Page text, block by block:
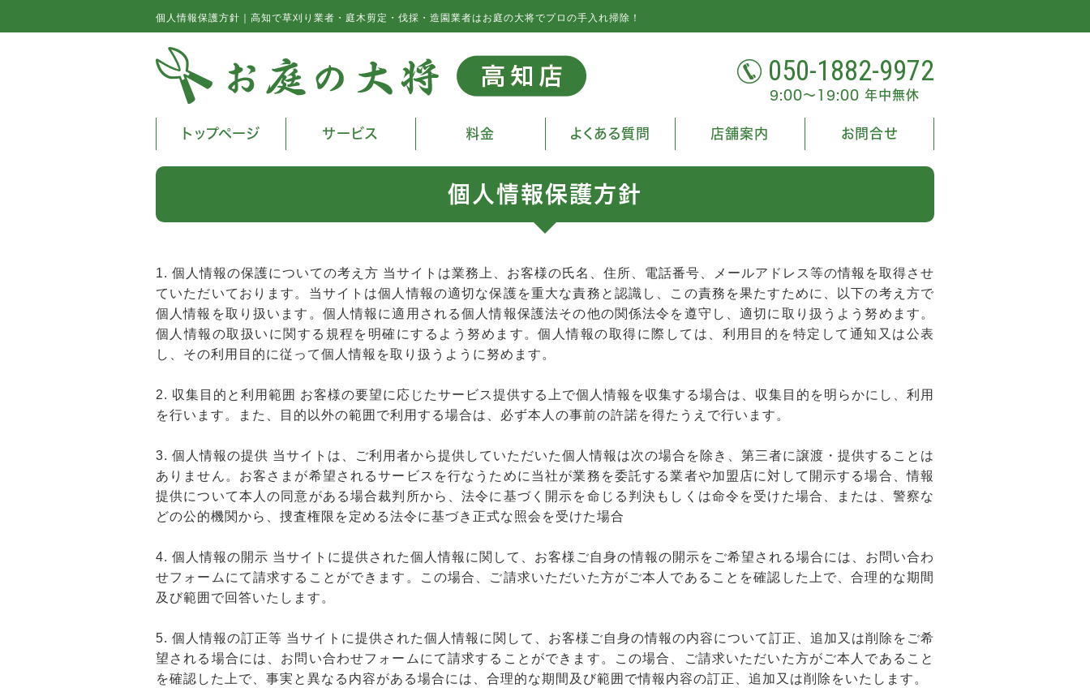
個人情報保護方針｜高知で草刈り業者・庭木剪定・伐採・造園業者はお庭の大将でプロの手入れ掃除！
050-1882-9972
9:00～19:00 年中無休
トップページ サービス 料金 よくある質問 店舗案内 お問合せ
個人情報保護方針
1. 個人情報の保護についての考え方 当サイトは業務上、お客様の氏名、住所、電話番号、メールアドレス等の情報を取得させ
ていただいております。当サイトは個人情報の適切な保護を重大な責務と認識し、この責務を果たすために、以下の考え方で
個人情報を取り扱います。個人情報に適用される個人情報保護法その他の関係法令を遵守し、適切に取り扱うよう努めます。
個人情報の取扱いに関する規程を明確にするよう努めます。個人情報の取得に際しては、利用目的を特定して通知又は公表
し、その利用目的に従って個人情報を取り扱うように努めます。
2. 収集目的と利用範囲 お客様の要望に応じたサービス提供する上で個人情報を収集する場合は、収集目的を明らかにし、利用
を行います。また、目的以外の範囲で利用する場合は、必ず本人の事前の許諾を得たうえで行います。
3. 個人情報の提供 当サイトは、ご利用者から提供していただいた個人情報は次の場合を除き、第三者に譲渡・提供することは
ありません。お客さまが希望されるサービスを行なうために当社が業務を委託する業者や加盟店に対して開示する場合、情報
提供について本人の同意がある場合裁判所から、法令に基づく開示を命じる判決もしくは命令を受けた場合、または、警察な
どの公的機関から、捜査権限を定める法令に基づき正式な照会を受けた場合
4. 個人情報の開示 当サイトに提供された個人情報に関して、お客様ご自身の情報の開示をご希望される場合には、お問い合わ
せフォームにて請求することができます。この場合、ご請求いただいた方がご本人であることを確認した上で、合理的な期間
及び範囲で回答いたします。
5. 個人情報の訂正等 当サイトに提供された個人情報に関して、お客様ご自身の情報の内容について訂正、追加又は削除をご希
望される場合には、お問い合わせフォームにて請求することができます。この場合、ご請求いただいた方がご本人であること
を確認した上で、事実と異なる内容がある場合には、合理的な期間及び範囲で情報内容の訂正、追加又は削除をいたします。